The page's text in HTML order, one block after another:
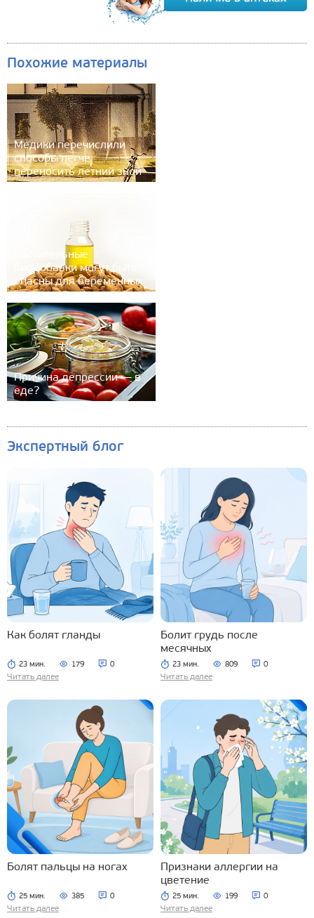
Похожие материалы
Медики перечислили
способы легче
переносить летний зной
Растительные
биодобавки могут быть
опасны для беременных
Причина депрессии — в
еде?
Экспертный блог
Как болят гланды
23 мин. 179 0
Читать далее
Болит грудь после
месячных
23 мин. 809 0
Читать далее
Болят пальцы на ногах
25 мин. 385 0
Читать далее
Признаки аллергии на
цветение
25 мин. 199 0
Читать далее